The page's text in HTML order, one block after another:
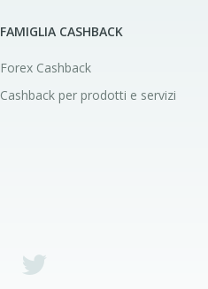
FAMIGLIA CASHBACK
Forex Cashback
Cashback per prodotti e servizi